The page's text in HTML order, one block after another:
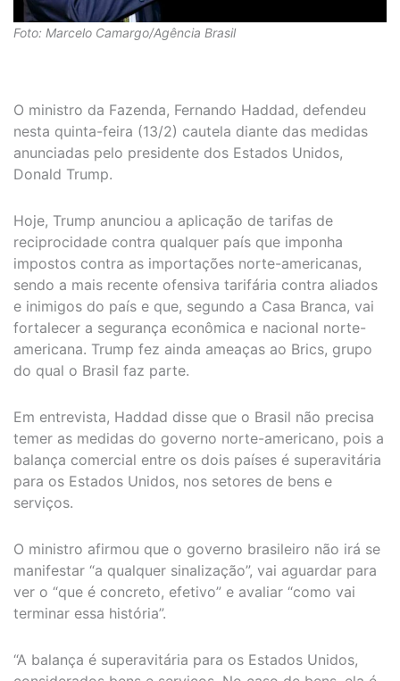
Foto: Marcelo Camargo/Agência Brasil
O ministro da Fazenda, Fernando Haddad, defendeu
nesta quinta-feira (13/2) cautela diante das medidas
anunciadas pelo presidente dos Estados Unidos,
Donald Trump.
Hoje, Trump anunciou a aplicação de tarifas de
reciprocidade contra qualquer país que imponha
impostos contra as importações norte-americanas,
sendo a mais recente ofensiva tarifária contra aliados
e inimigos do país e que, segundo a Casa Branca, vai
fortalecer a segurança econômica e nacional norte-
americana. Trump fez ainda ameaças ao Brics, grupo
do qual o Brasil faz parte.
Em entrevista, Haddad disse que o Brasil não precisa
temer as medidas do governo norte-americano, pois a
balança comercial entre os dois países é superavitária
para os Estados Unidos, nos setores de bens e
serviços.
O ministro afirmou que o governo brasileiro não irá se
manifestar “a qualquer sinalização”, vai aguardar para
ver o “que é concreto, efetivo” e avaliar “como vai
terminar essa história”.
“A balança é superavitária para os Estados Unidos,